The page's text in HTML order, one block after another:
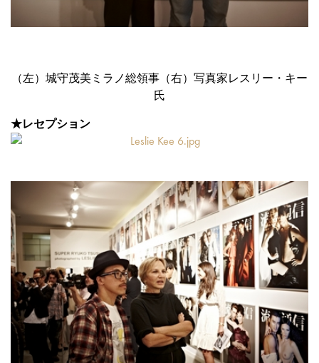
（左）城守茂美ミラノ総領事（右）写真家レスリー・キー
氏
★レセプション